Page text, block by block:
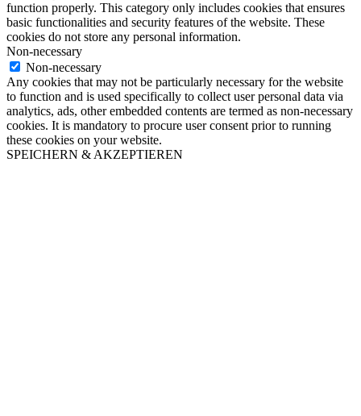
function properly. This category only includes cookies that ensures
basic functionalities and security features of the website. These
cookies do not store any personal information.
Non-necessary
Non-necessary
Any cookies that may not be particularly necessary for the website
to function and is used specifically to collect user personal data via
analytics, ads, other embedded contents are termed as non-necessary
cookies. It is mandatory to procure user consent prior to running
these cookies on your website.
SPEICHERN & AKZEPTIEREN